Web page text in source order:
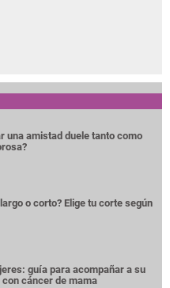
una amistad duele tanto como
o corto? Elige tu corte según
guía para acompañar a su
cáncer de mama